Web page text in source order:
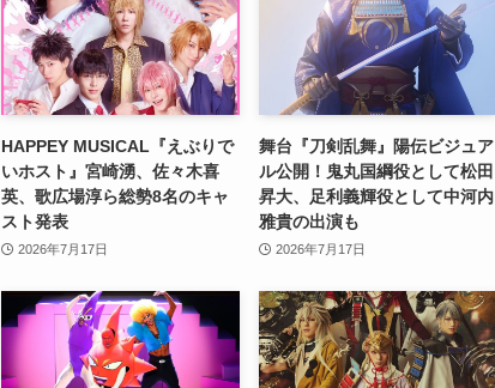
HAPPEY MUSICAL『えぶりで
いホスト』宮崎湧、佐々木喜
英、歌広場淳ら総勢8名のキャ
スト発表
2026年7月17日
舞台『刀剣乱舞』陽伝ビジュア
ル公開！鬼丸国綱役として松田
昇大、足利義輝役として中河内
雅貴の出演も
2026年7月17日